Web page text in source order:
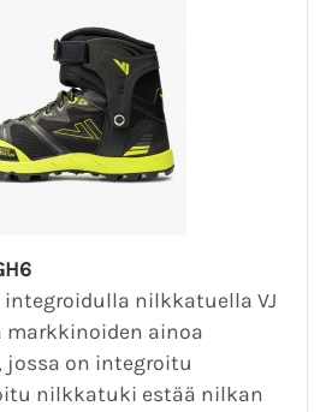
nilkkatuella VJ
markkinoiden ainoa
on integroitu
nilkkatuki estää nilkan